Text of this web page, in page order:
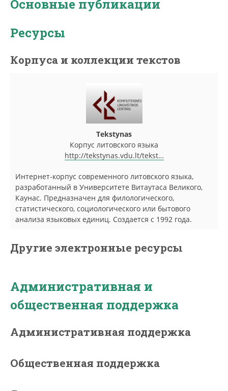
Основные публикации
Ресурсы
Корпуса и коллекции текстов
Tekstynas
Корпус литовского языка
http://tekstynas.vdu.lt/tekst…
Интернет-корпус современного литовского языка,
разработанный в Университете Витаутаса Великого,
Каунас. Предназначен для филологического,
статистического, социологического или бытового
анализа языковых единиц. Создается с 1992 года.
Другие электронные ресурсы
Административная и
общественная поддержка
Административная поддержка
Общественная поддержка